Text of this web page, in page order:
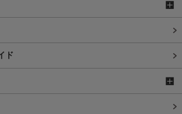
ド